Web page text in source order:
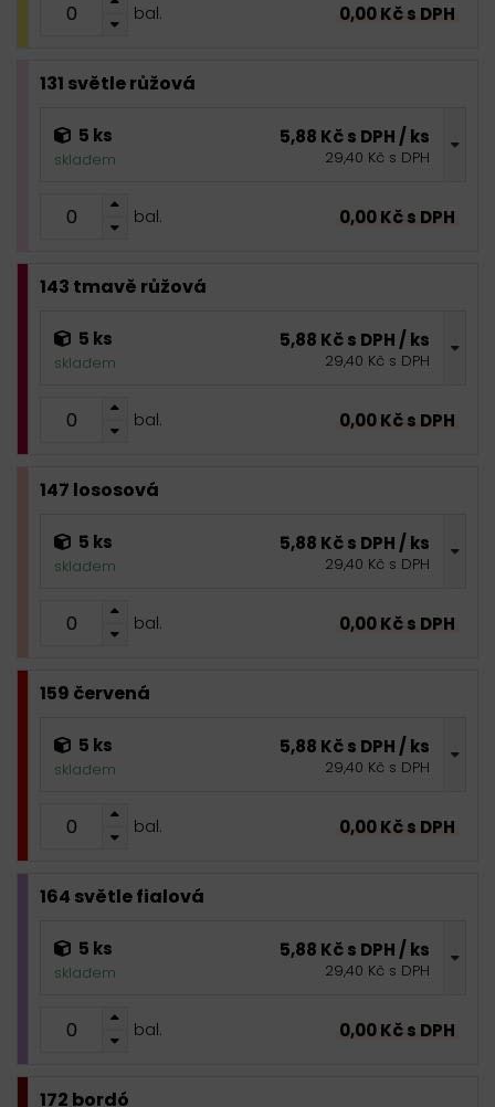
bal. 0,00 Kč s DPH
131 světle růžová
5 ks
skladem
5,88 Kč s DPH / ks
29,40 Kč s DPH
bal. 0,00 Kč s DPH
143 tmavě růžová
5 ks
skladem
5,88 Kč s DPH / ks
29,40 Kč s DPH
bal. 0,00 Kč s DPH
147 lososová
5 ks
skladem
5,88 Kč s DPH / ks
29,40 Kč s DPH
bal. 0,00 Kč s DPH
159 červená
5 ks
skladem
5,88 Kč s DPH / ks
29,40 Kč s DPH
bal. 0,00 Kč s DPH
164 světle fialová
5 ks
skladem
5,88 Kč s DPH / ks
29,40 Kč s DPH
bal. 0,00 Kč s DPH
172 bordó